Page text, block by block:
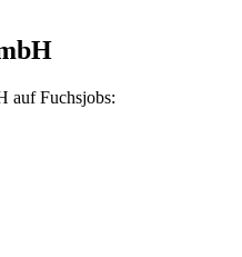
auf Fuchsjobs: